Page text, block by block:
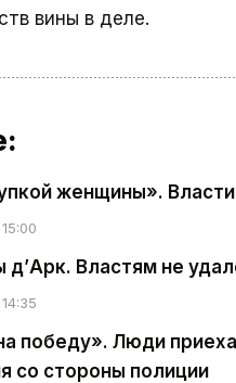
вины в деле.
женщины».
д’Арк. Властям не
победу». Люди
со стороны полиции